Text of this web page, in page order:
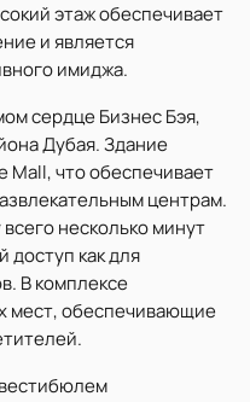
этаж обеспечивает
и является
имиджа.
сердце Бизнес Бэя,
Дубая. Здание
Mall, что обеспечивает
центрам.
несколько минут
доступ как для
В комплексе
мест, обеспечивающие